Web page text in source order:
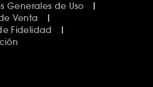
Generales de Uso
Venta
Fidelidad